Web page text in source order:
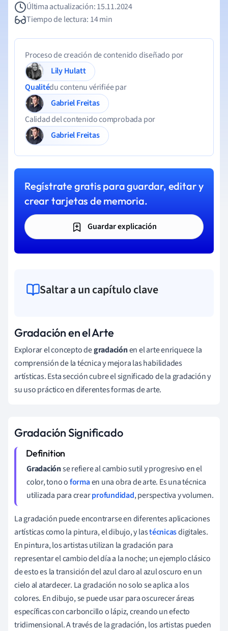
Última actualización: 15.11.2024
Tiempo de lectura: 14 min
Proceso de creación de contenido diseñado por
Lily Hulatt
Qualitédu contenu vérifiée par
Gabriel Freitas
Calidad del contenido comprobada por
Gabriel Freitas
Regístrate gratis para guardar, editar y
crear tarjetas de memoria.
Guardar explicación
Saltar a un capítulo clave
Gradación en el Arte
Explorar el concepto degradaciónen el arte enriquece la
comprensión de la técnica y mejora las habilidades
artísticas. Esta sección cubre el significado de la gradación y
su uso práctico en diferentes formas de arte.
Gradación Significado
Gradaciónse refiere al cambio sutil y progresivo en el
color, tono oformaen una obra de arte. Es una técnica
utilizada para crearprofundidad, perspectiva y volumen.
La gradación puede encontrarse en diferentes aplicaciones
artísticas como la pintura, el dibujo, y lastécnicasdigitales.
En pintura, los artistas utilizan la gradación para
representar el cambio del día a la noche; un ejemplo clásico
de esto es la transición del azul claro al azul oscuro en un
cielo al atardecer. La gradación no solo se aplica a los
colores. En dibujo, se puede usar para oscurecer áreas
específicas con carboncillo o lápiz, creando un efecto
tridimensional. A través de la gradación, los artistas pueden